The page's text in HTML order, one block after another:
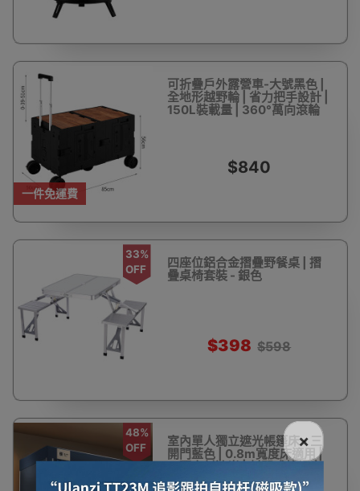
一件免運費
可折疊戶外露營車-大號黑色 |
全地形越野輪 | 省力把手設計 |
150L裝載量 | 360°萬向滾輪
$840
33%
OFF
四座位鋁合金摺疊野餐桌 | 摺
疊桌椅套裝 - 銀色
$398 $598
48%
OFF
室內單人獨立遮光帳篷床 - 三
開門藍色 | 0.8m寬度床適用 |
×